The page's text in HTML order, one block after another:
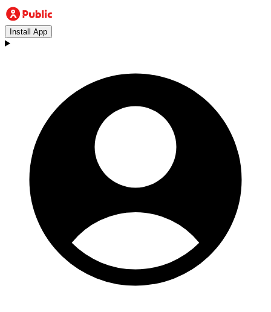
Install App